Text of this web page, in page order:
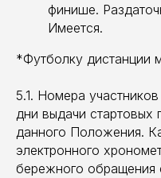
финише.
Имеется.
*Футболку дистанции
5.1. Номера
дни выдачи стартовых
данного Положения.
электронного
бережного обращения